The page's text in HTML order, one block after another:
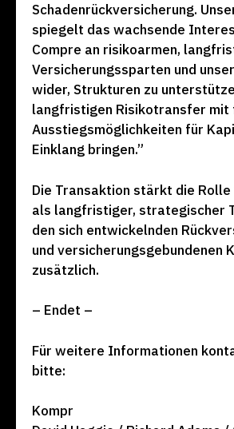
Schadenrückversicherung.
spiegelt das wachsende
Compre an risikoarmen,
Versicherungssparten und
wider, Strukturen zu
langfristigen Risikotransfer mit
Ausstiegsmöglichkeiten für
Einklang bringen.”
Die Transaktion stärkt die Rolle
als langfristiger, strategischer
den sich entwickelnden
und versicherungsgebundenen
zusätzlich.
– Endet –
Für weitere Informationen
bitte:
Kompr